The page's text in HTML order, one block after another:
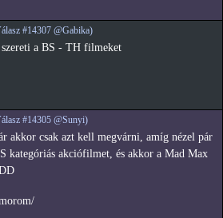
#14307 @Gabika)
a BS - TH filmeket
#14305 @Sunyi)
akkor csak azt kell megvárni, amíg nézel pár
kategóriás akciófilmet, és akkor a Mad Max